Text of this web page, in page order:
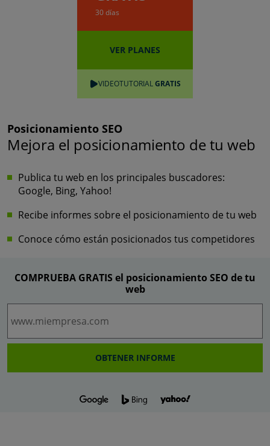
30 días
VER PLANES
VIDEOTUTORIALGRATIS
Posicionamiento SEO
Mejora el posicionamiento de tu web
Publica tu web en los principales buscadores:
Google, Bing, Yahoo!
Recibe informes sobre el posicionamiento de tu web
Conoce cómo están posicionados tus competidores
COMPRUEBA GRATIS el posicionamiento SEO de tu
web
OBTENER INFORME